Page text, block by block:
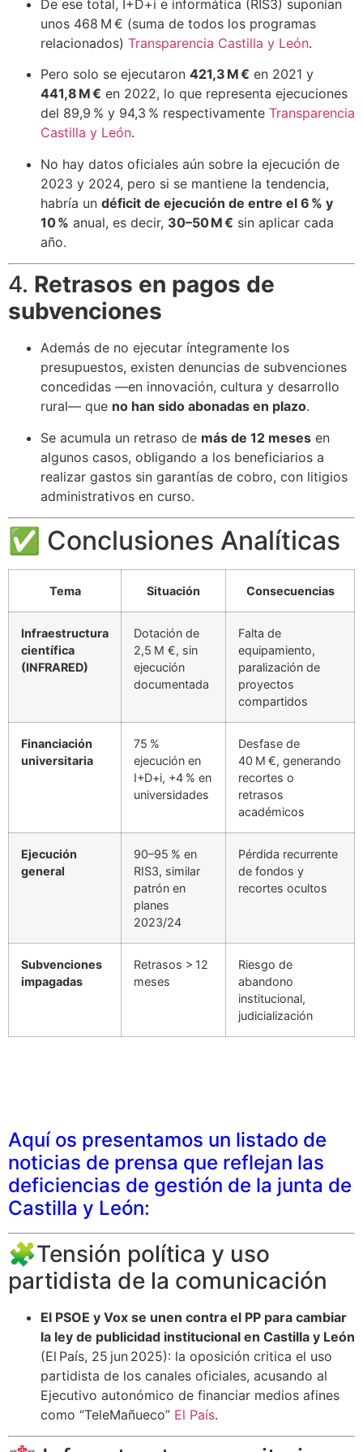
De ese total, I+D+i e informática (RIS3) suponían
unos 468 M € (suma de todos los programas
relacionados) Transparencia Castilla y León.
Pero solo se ejecutaron 421,3 M € en 2021 y
441,8 M € en 2022, lo que representa ejecuciones
del 89,9 % y 94,3 % respectivamente Transparencia
Castilla y León.
No hay datos oficiales aún sobre la ejecución de
2023 y 2024, pero si se mantiene la tendencia,
habría un déficit de ejecución de entre el 6 % y
10 % anual, es decir, 30–50 M € sin aplicar cada
año.
4. Retrasos en pagos de
subvenciones
Además de no ejecutar íntegramente los
presupuestos, existen denuncias de subvenciones
concedidas —en innovación, cultura y desarrollo
rural— que no han sido abonadas en plazo.
Se acumula un retraso de más de 12 meses en
algunos casos, obligando a los beneficiarios a
realizar gastos sin garantías de cobro, con litigios
administrativos en curso.
✅ Conclusiones Analíticas
Tema Situación Consecuencias
Infraestructura
científica
(INFRARED)
Dotación de
2,5 M €, sin
ejecución
documentada
Falta de
equipamiento,
paralización de
proyectos
compartidos
Financiación
universitaria
75 %
ejecución en
I+D+i, +4 % en
universidades
Desfase de
40 M €, generando
recortes o
retrasos
académicos
Ejecución
general
90–95 % en
RIS3, similar
patrón en
planes
2023/24
Pérdida recurrente
de fondos y
recortes ocultos
Subvenciones
impagadas
Retrasos > 12
meses
Riesgo de
abandono
institucional,
judicialización
Aquí os presentamos un listado de
noticias de prensa que reflejan las
deficiencias de gestión de la junta de
Castilla y León:
🧩Tensión política y uso
partidista de la comunicación
El PSOE y Vox se unen contra el PP para cambiar
la ley de publicidad institucional en Castilla y León
(El País, 25 jun 2025): la oposición critica el uso
partidista de los canales oficiales, acusando al
Ejecutivo autonómico de financiar medios afines
como “TeleMañueco” El País.